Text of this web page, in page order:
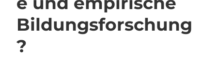
Bildungsforschung
?